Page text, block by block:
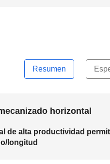
Resumen
horizontal
de alta productividad
longitud